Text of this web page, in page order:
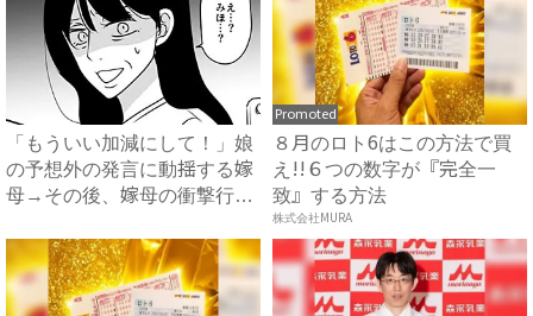
「もういい加減にして！」娘
の予想外の発言に動揺する嫁
母→その後、嫁母の衝撃行動
Promoted
８月のロト6はこの方法で買
え!!６つの数字が『完全一
致』する方法
株式会社MURA